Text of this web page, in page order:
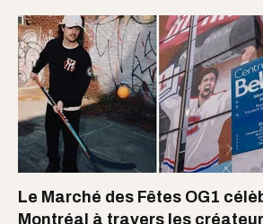
Le Marché des Fêtes OG1
Montréal à travers les